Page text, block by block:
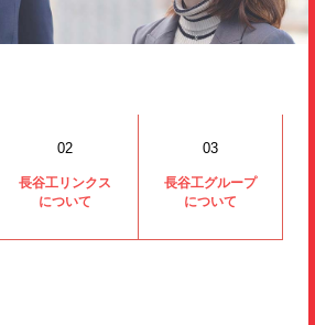
02
長谷工リンクス
について
03
長谷工グループ
について